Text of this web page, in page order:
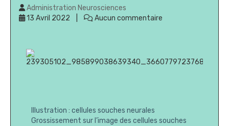
Administration Neurosciences
13 Avril 2022
Aucun commentaire
Illustration : cellules souches neurales
Grossissement sur l’image des cellules souches